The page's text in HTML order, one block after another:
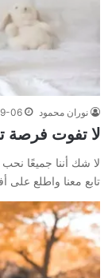
نوران محمود 06
لا تفوت فرصة
لا شك أننا جميعًا نحب
تابع معنا واطلع على